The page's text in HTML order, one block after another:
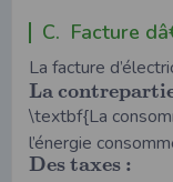
C. Facture
La facture
La contreparti
\textbf{La
l’énergie
Destaxes :